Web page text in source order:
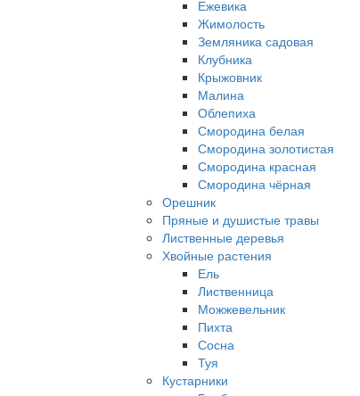
Ежевика
Жимолость
Земляника садовая
Клубника
Крыжовник
Малина
Облепиха
Смородина белая
Смородина золотистая
Смородина красная
Смородина чёрная
Орешник
Пряные и душистые травы
Лиственные деревья
Хвойные растения
Ель
Лиственница
Можжевельник
Пихта
Сосна
Туя
Кустарники